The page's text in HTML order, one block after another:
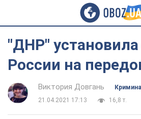
"ДНР"
России на
Виктория Довгань
21.04.2021 17:13
16,8 т.